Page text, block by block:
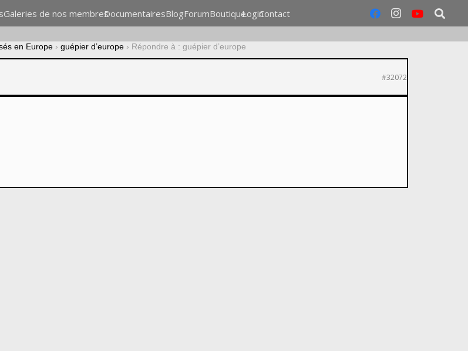
Galeries de nos membresDocumentairesBlogForumBoutiqueLoginContact
en Europe › guépier d’europe › Répondre à : guépier d’europe
#32072